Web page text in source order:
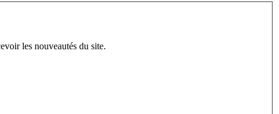
les nouveautés du site.